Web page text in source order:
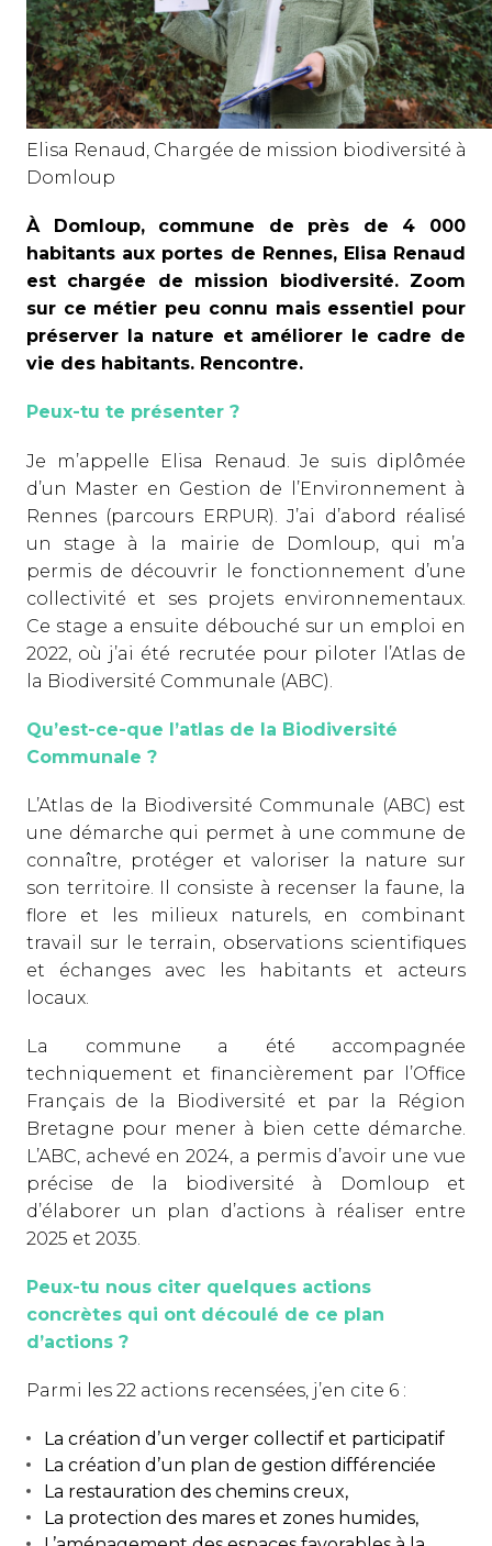
Elisa Renaud, Chargée de mission biodiversité à
Domloup
À Domloup, commune de près de 4 000
habitants aux portes de Rennes, Elisa Renaud
est chargée de mission biodiversité. Zoom
sur ce métier peu connu mais essentiel pour
préserver la nature et améliorer le cadre de
vie des habitants. Rencontre.
Peux-tu te présenter ?
Je m’appelle Elisa Renaud. Je suis diplômée
d’un Master en Gestion de l’Environnement à
Rennes (parcours ERPUR). J’ai d’abord réalisé
un stage à la mairie de Domloup, qui m’a
permis de découvrir le fonctionnement d’une
collectivité et ses projets environnementaux.
Ce stage a ensuite débouché sur un emploi en
2022, où j’ai été recrutée pour piloter l’Atlas de
la Biodiversité Communale (ABC).
Qu’est-ce-que l’atlas de la Biodiversité
Communale ?
L’Atlas de la Biodiversité Communale (ABC) est
une démarche qui permet à une commune de
connaître, protéger et valoriser la nature sur
son territoire. Il consiste à recenser la faune, la
flore et les milieux naturels, en combinant
travail sur le terrain, observations scientifiques
et échanges avec les habitants et acteurs
locaux.
La commune a été accompagnée
techniquement et financièrement par l’Office
Français de la Biodiversité et par la Région
Bretagne pour mener à bien cette démarche.
L’ABC, achevé en 2024, a permis d’avoir une vue
précise de la biodiversité à Domloup et
d’élaborer un plan d’actions à réaliser entre
2025 et 2035.
Peux-tu nous citer quelques actions
concrètes qui ont découlé de ce plan
d’actions ?
Parmi les 22 actions recensées, j’en cite 6 :
La création d’un verger collectif et participatif
La création d’un plan de gestion différenciée
La restauration des chemins creux,
La protection des mares et zones humides,